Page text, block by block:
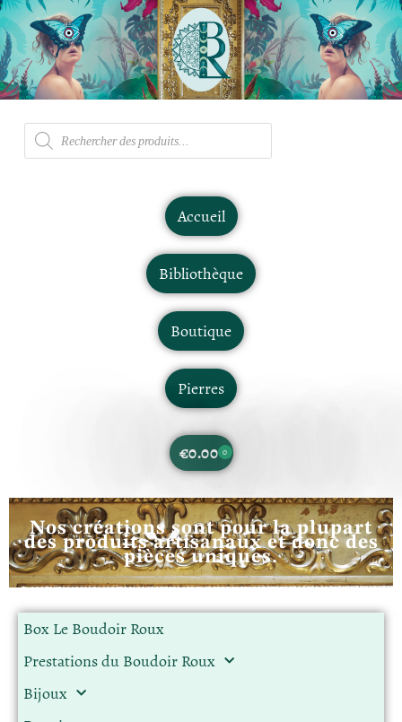
Accueil
Bibliothèque
Boutique
Pierres
€0.00 0
Nos créations sont pour la plupart
des produits artisanaux et donc des
pièces uniques.
Box Le Boudoir Roux
Prestations du Boudoir Roux
Bijoux